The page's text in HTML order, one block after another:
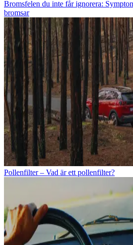
Bromsfelen du inte får ignorera:
bromsar
Pollenfilter – Vad är ett pollenfilter?